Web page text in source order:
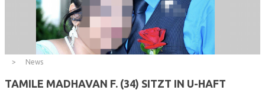
News
TAMILE MADHAVAN F. (34) SITZT IN U-HAFT